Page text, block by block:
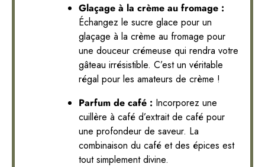
Glaçage à la crème au fromage :
Échangez le sucre glace pour un
glaçage à la crème au fromage pour
une douceur crémeuse qui rendra votre
gâteau irrésistible. C’est un véritable
régal pour les amateurs de crème !
Parfum de café : Incorporez une
cuillère à café d’extrait de café pour
une profondeur de saveur. La
combinaison du café et des épices est
tout simplement divine.